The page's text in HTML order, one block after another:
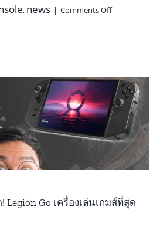
, news | Comments Offon
Lenovo
Legion
Go
แล้ว
Legion Go เครื่องเล่นเกมส์ที่สุด